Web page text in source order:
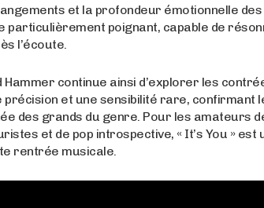
et la profondeur émotionnelle
particulièrement poignant, capable de
l’écoute.
Hammer continue ainsi d’explorer les
précision et une sensibilité rare, confirmant
des grands du genre. Pour les amateurs
et de pop introspective, « It’s You » est
rentrée musicale.